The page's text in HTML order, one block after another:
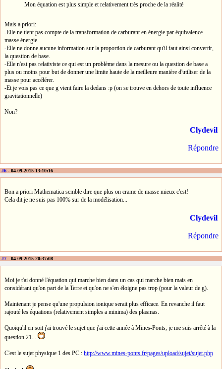
Mon équation est plus simple et relativement très proche de la réalité
Mais a priori:
-Elle ne tient pas compte de la transformation de carburant en énergie par équivalence
masse énergie.
-Elle ne donne aucune information sur la proportion de carburant qu'il faut ainsi convertir,
la question de base.
-Elle n'est pas relativiste ce qui est un problème dans la mesure ou la question de base a
plus ou moins pour but de donner une limite haute de la meilleure manière d'utiliser de la
masse pour accélérer.
-Et je vois pas ce que g vient faire la dedans :p (on se trouve en dehors de toute influence
gravitationnelle)
Non?
Clydevil
Répondre
#6 - 04-09-2015 13:10:16
Bon a priori Mathematica semble dire que plus on crame de masse mieux c'est!
Cela dit je ne suis pas 100% sur de la modélisation...
Clydevil
Répondre
#7 - 04-09-2015 20:37:08
Moi je t'ai donné l'équation qui marche bien dans un cas qui marche bien mais en
considérant qu'on part de la Terre et qu'on ne s'en éloigne pas trop (pour la valeur de g).
Maintenant je pense qu'une propulsion ionique serait plus efficace. En revanche il faut
rajouté les équations (relativement simples a minima) des plasmas.
Quoiqu'il en soit j'ai trouvé le sujet que j'ai cette année à Mines-Ponts, je me suis arrêté à la
question 21...
C'est le sujet physique 1 des PC : http://www.mines-ponts.fr/pages/upload/sujet/sujet.php